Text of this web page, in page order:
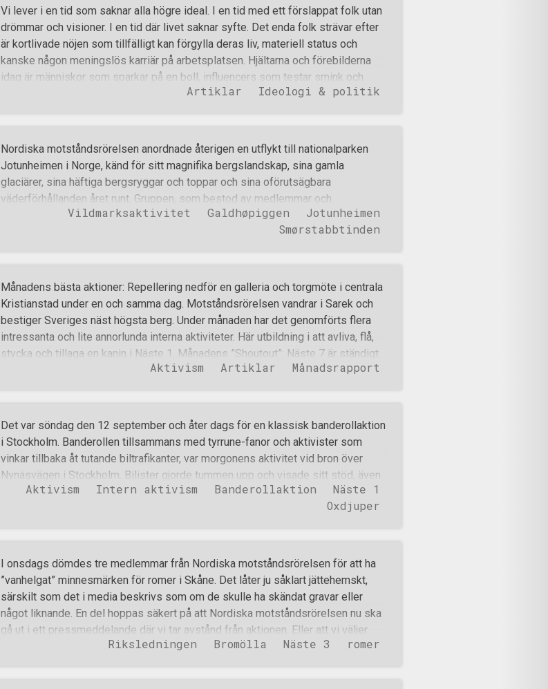
bor sedan 2019 ”off-grid”, alltså bortkopplad från el- och vattensystemen.
Vatten hämtar han i brunnen, och el kan han få via solceller, men dessa använder
han sällan. Värmen kommer från vedeldning. Tobias Malvå Hans nationella
uppvaknande kom med den gryende skinheadvågen, en period som han
upplevde och var med om från tillkomst till blomstring, med allt vad detta i
Vi lever i en tid som saknar alla högre ideal. I en tid med ett förslappat folk utan
drömmar och visioner. I en tid där livet saknar syfte. Det enda folk strävar efter
är kortlivade nöjen som tillfälligt kan förgylla deras liv, materiell status och
kanske någon meningslös karriär på arbetsplatsen. Hjältarna och förebilderna
idag är människor som sparkar på en boll, influencers som testar smink och
dekadenta kändisar. Folk lever egoistiska liv utan att bry sig om någon framtid
degenerering och undergång. Med denna artikel vill jag belysa våra förfäders
ideal genom tre exempel från antiken. Ideal att inspireras av och ideal värda att
upphöja och leva efter. Ska vårt folk åter nå storhet måste vi lyfta fram sanna
ideal och sträva efter dessa. Akilles Akilles är huvudpersonen i Homeros verk
Iliaden och den grekiska mytologins
Artiklar Ideologi & politik
Nordiska motståndsrörelsen anordnade återigen en utflykt till nationalparken
Jotunheimen i Norge, känd för sitt magnifika bergslandskap, sina gamla
glaciärer, sina häftiga bergsryggar och toppar och sina oförutsägbara
väderförhållanden året runt. Gruppen, som bestod av medlemmar och
sympatisörer, satte som mål att erövra två toppar över 2200 m inom två dagar,
ett mål som visade sig vara mer utmanande och ansträngande än väntat, särskilt
stark sommarsol. När vi gick in i denna nordiska alpina enklav och började stiga i
höjd sjönk temperaturen och luften blev kyligare och renare. På en höjd av cirka
1200 m, i centrala Jotunheimen, var vår bilresa över och vi slog läger nära en sjö
som tycktes fungera som en reservoar för det kalla och kristallklara vattnet som
forsade ner från bergen som en högljudd och mäktig fors, innan den med o
Vildmarksaktivitet Galdhøpiggen
Jotunheimen
Smørstabbtinden
Månadens bästa aktioner: Repellering nedför en galleria och torgmöte i centrala
Kristianstad under en och samma dag. Motståndsrörelsen vandrar i Sarek och
bestiger Sveriges näst högsta berg. Under månaden har det genomförts flera
intressanta och lite annorlunda interna aktiviteter. Här utbildning i att avliva, flå,
stycka och tillaga en kanin i Näste 1. Månadens ”Shoutout”: Näste 7 är ständigt
ett av de mer aktiva nästena i landet, både internt som på bilden ovan och
uppmärksammas lite extra med anledning av de offer i form av domar som
aktivister ådrog sig i samband med en aktion mot ett monument för romer där
det egentligen borde stått en staty av svenskar. Flest aktiviteter rent kvantitativt
under månaden genomfördes förutom av ovanämnda Näste 7 av Näste 1. Här
under en offentlig banderollaktion i Stockholm. M
Aktivism Artiklar Månadsrapport
Det var söndag den 12 september och åter dags för en klassisk banderollaktion
i Stockholm. Banderollen tillsammans med tyrrune-fanor och aktivister som
vinkar tillbaka åt tutande biltrafikanter, var morgonens aktivitet vid bron över
Nynäsvägen i Stockholm. Bilister gjorde tummen upp och visade sitt stöd, även
en romersk hälsning kunde skådas. Ett fåtal antagonistiska bilister signalerade
med fingret och skrek okvädningsord. Ingen ville dock ta sina hotelser vidare än
sig aktivisterna, gåendes. De konfronterade förgäves envar av aktivisterna på
plats med frågor om syftet med aktiviteten, dess längd, vem som gjorde vad
och vem som var ansvarig. Samtidigt som polispersonerna försökte interagera
med aktivisterna stod ytterligare en polisbuss på en parkering och övervakade
aktiviteten på distans. Aktivitet
Aktivism Intern aktivism Banderollaktion
Näste 1
Oxdjuper
I onsdags dömdes tre medlemmar från Nordiska motståndsrörelsen för att ha
”vanhelgat” minnesmärken för romer i Skåne. Det låter ju såklart jättehemskt,
särskilt som det i media beskrivs som om de skulle ha skändat gravar eller
något liknande. En del hoppas säkert på att Nordiska motståndsrörelsen nu ska
gå ut i ett pressmeddelande där vi tar avstånd från aktionen. Eller att vi väljer
tysthet utåt men uteslutningar och repressalier internt. Problemet är bara att
Riksledningen Bromölla Näste 3 romer